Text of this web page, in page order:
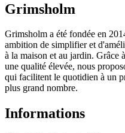
Grimsholm
Grimsholm a été fondée en
ambition de simplifier et
à la maison et au jardin. Grâce
une qualité élevée, nous
qui facilitent le quotidien à un
plus grand nombre.
Informations